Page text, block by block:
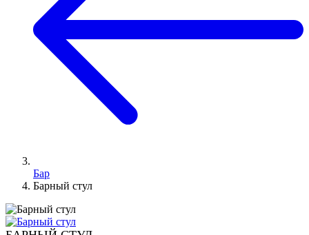
Бар
Барный стул